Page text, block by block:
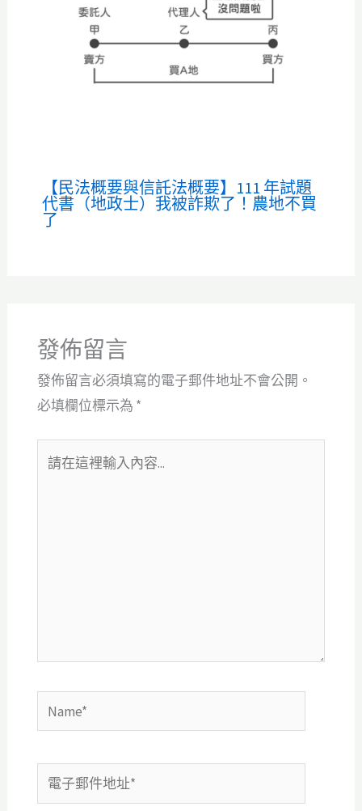
【民法概要與信託法概要】111 年試題
代書（地政士）我被詐欺了！農地不買
了
發佈留言
發佈留言必須填寫的電子郵件地址不會公開。
必填欄位標示為 *
Name*
電
子